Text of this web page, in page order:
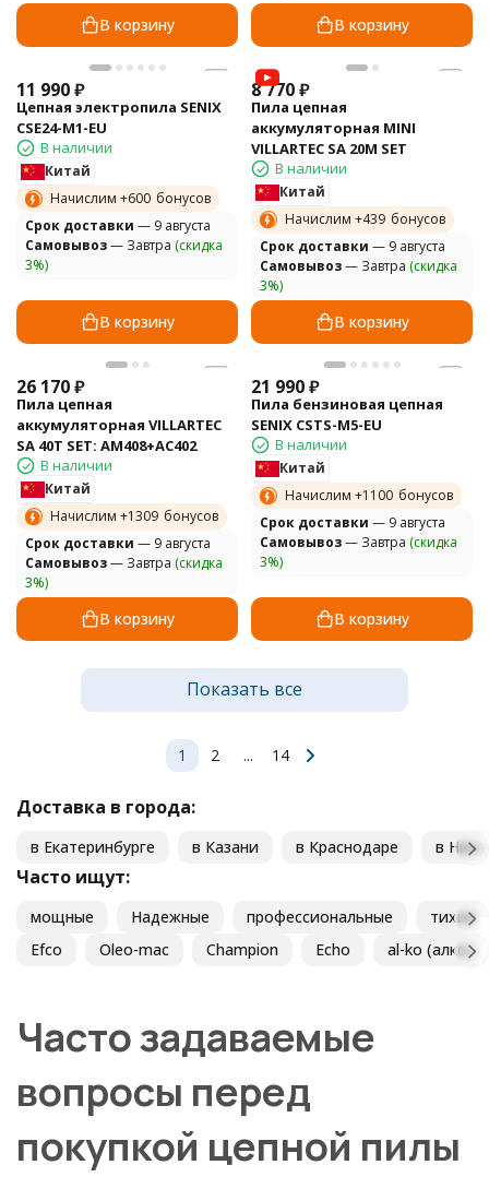
В корзину В корзину
11 990₽
Цепная электропила SENIX
CSE24-M1-EU
В наличии
Китай
Начислим +600 бонусов
Cрок доставки — 9 августа
Самовывоз— Завтра (скидка
3%)
В корзину
8 770₽
Пила цепная
аккумуляторная MINI
VILLARTEC SA 20M SET
В наличии
Китай
Начислим +439 бонусов
Cрок доставки — 9 августа
Самовывоз— Завтра (скидка
3%)
В корзину
26 170₽
Пила цепная
аккумуляторная VILLARTEC
SA 40T SET: AM408+AC402
В наличии
Китай
Начислим +1309 бонусов
Cрок доставки — 9 августа
Самовывоз— Завтра (скидка
3%)
В корзину
21 990₽
Пила бензиновая цепная
SENIX CSTS-M5-EU
В наличии
Китай
Начислим +1100 бонусов
Cрок доставки — 9 августа
Самовывоз— Завтра (скидка
3%)
В корзину
Показать все
1 2 ... 14
Доставка в города:
в Екатеринбурге в Казани в Краснодаре в
Часто ищут:
мощные Надежные профессиональные
тихие
Efco
Oleo-mac Champion Echo al-ko (алко)
Часто задаваемые
вопросы перед
покупкой цепной пилы